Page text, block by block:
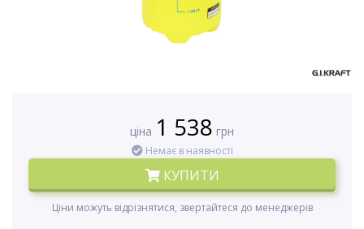
ціна 1 538 грн
Немає в наявності
КУПИТИ
Ціни можуть відрізнятися, звертайтеся до менеджерів